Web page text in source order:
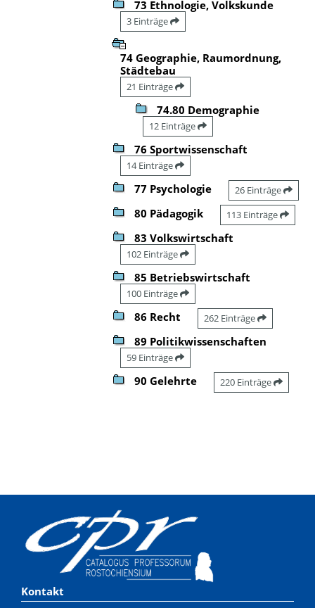
73 Ethnologie, Volkskunde
3 Einträge
74 Geographie, Raumordnung,
Städtebau
21 Einträge
74.80 Demographie
12 Einträge
76 Sportwissenschaft
14 Einträge
77 Psychologie 26 Einträge
80 Pädagogik 113 Einträge
83 Volkswirtschaft
102 Einträge
85 Betriebswirtschaft
100 Einträge
86 Recht 262 Einträge
89 Politikwissenschaften
59 Einträge
90 Gelehrte 220 Einträge
Kontakt